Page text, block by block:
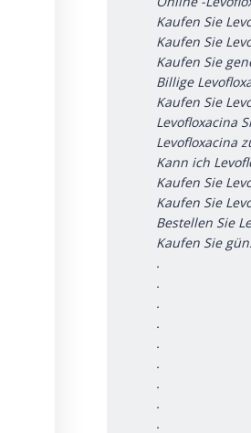
Kaufen Sie
Kaufen Sie
Kaufen Sie
Billige
Kaufen Sie
Levofloxacina
Levofloxacina
Kann ich
Kaufen Sie
Kaufen Sie
Bestellen Sie
Kaufen Sie
.
.
.
.
.
.
.
.
.